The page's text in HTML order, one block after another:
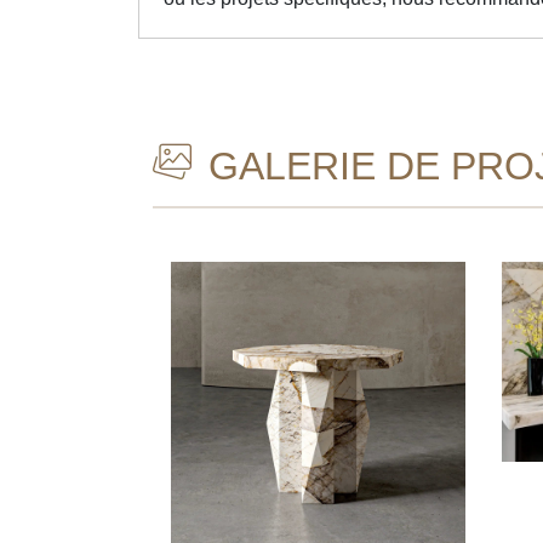
GALERIE DE